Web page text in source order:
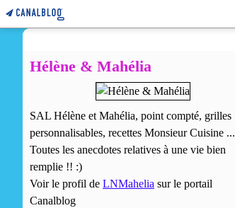
Hélène & Mahélia
SAL Hélène et Mahélia, point compté, grilles
personnalisables, recettes Monsieur Cuisine ...
Toutes les anecdotes relatives à une vie bien
remplie !! :)
Voir le profil de LNMahelia sur le portail
Canalblog